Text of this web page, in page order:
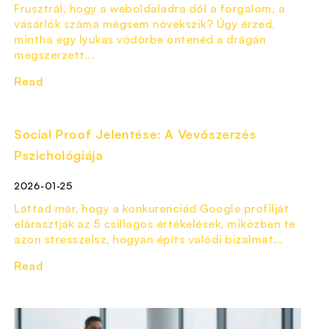
Frusztrál, hogy a weboldaladra dől a forgalom, a
vásárlók száma mégsem növekszik? Úgy érzed,
mintha egy lyukas vödörbe öntenéd a drágán
megszerzett...
Read
Social Proof Jelentése: A Vevőszerzés
Pszichológiája
2026-01-25
Láttad már, hogy a konkurenciád Google profilját
elárasztják az 5 csillagos értékelések, miközben te
azon stresszelsz, hogyan építs valódi bizalmat...
Read